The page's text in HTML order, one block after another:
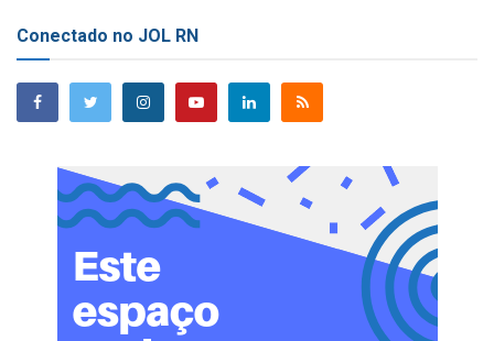
Conectado no JOL RN